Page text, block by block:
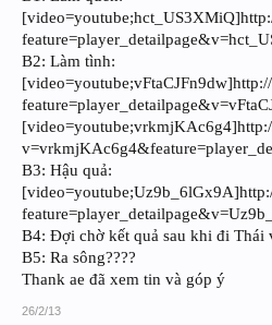
B2: Làm tình:
B3: Hậu quả:
B4: Đợi chờ kết quả sau khi đi Thái
B5: Ra sông????
Thank ae đã xem tin và góp ý
26/2/13